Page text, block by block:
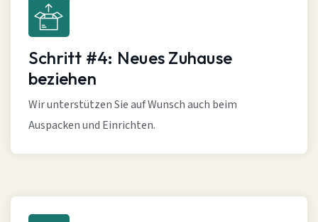
Schritt #4: Neues Zuhause
beziehen
Wir unterstützen Sie auf Wunsch auch beim
Auspacken und Einrichten.